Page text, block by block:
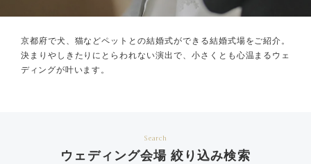
京都府で犬、猫などペットとの結婚式ができる結婚式場をご紹介。
決まりやしきたりにとらわれない演出で、小さくとも心温まるウェ
ディングが叶います。
Search
ウェディング会場 絞り込み検索